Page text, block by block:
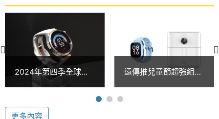
Xiaomi 智慧兒童手錶功能特色
◎ 支援 4G LTE、4G 視訊通話
◎ 支援 iOS 12.0 / Android 6.0 以上系統版本裝置
◎ Xiaomi Kids 應用程式
◎ 1.4 吋 240 x 240pixels 解析度彩色觸控螢幕
觸控
硬體效能
電池容
900 mAh
單機使
5.5 day
2024年第四季全球智
慧手錶出貨少7% 小米
遠傳推兒童節超強組合
更多內容